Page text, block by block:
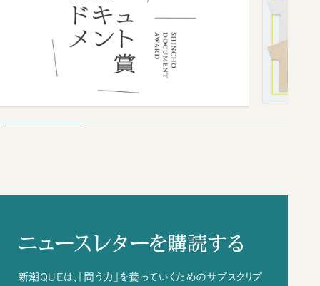
ニュースレターを購読する
新潮QUEは、「問う力」を養っていくためのサブスクリプ